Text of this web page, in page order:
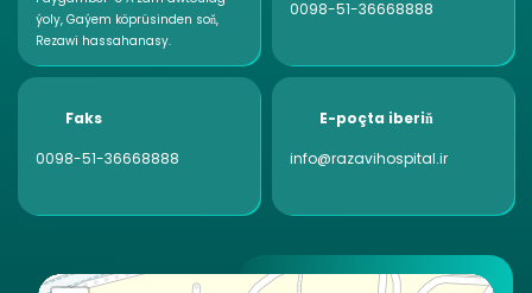
ýoly, Gaýem köprüsinden soň,
Rezawi hassahanasy.
0098-51-36668888
Faks
0098-51-36668888
E-poçta iberiň
info@razavihospital.ir